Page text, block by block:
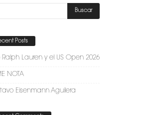
Posts
Ralph Lauren y el US Open 2026
NOTA
Eisenmann Aguilera